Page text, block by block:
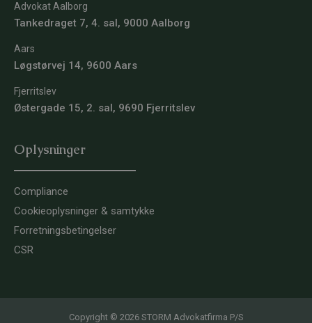
Advokat Aalborg
Tankedraget 7, 4. sal, 9000 Aalborg
Aars
Løgstørvej 14, 9600 Aars
Fjerritslev
Østergade 15, 2. sal, 9690 Fjerritslev
Oplysninger
Compliance
Cookieoplysninger & samtykke
Forretningsbetingelser
CSR
Copyright © 2026 STORM Advokatfirma P/S